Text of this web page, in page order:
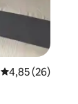
Gemiddelde
4,85 (26)